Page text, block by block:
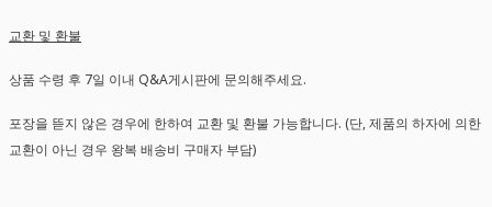
교환 및 환불
상품 수령 후 7일 이내 Q&A게시판에 문의해주세요.
포장을 뜯지 않은 경우에 한하여 교환 및 환불 가능합니다. (단, 제품의 하자에 의한
교환이 아닌 경우 왕복 배송비 구매자 부담)